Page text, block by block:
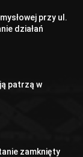
przy ul.
działań
patrzą w
zamknięty